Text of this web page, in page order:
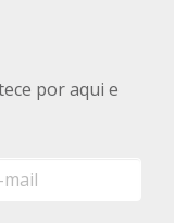
por aqui e